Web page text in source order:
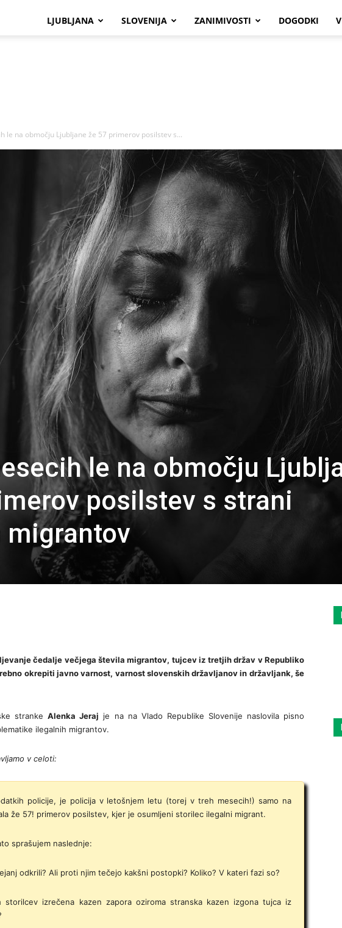
LJUBLJANA SLOVENIJA ZANIMIVOSTI DOGODKI
le na območju Ljubljane že 57 primerov posilstev s...
le na območju
posilstev s strani
migrantov
čedalje večjega števila migrantov, tujcev iz tretjih držav v Republiko
okrepiti javno varnost, varnost slovenskih državljanov in državljank, še
strankeAlenka Jeraj je na na Vlado Republike Slovenije naslovila pisno
ilegalnih migrantov.
v celoti:
policije, je policija v letošnjem letu (torej v treh mesecih!) samo na
že 57! primerov posilstev, kjer je osumljeni storilec ilegalni migrant.
sprašujem naslednje:
odkrili? Ali proti njim tečejo kakšni postopki? Koliko? V kateri fazi so?
izrečena kazen zapora oziroma stranska kazen izgona tujca iz